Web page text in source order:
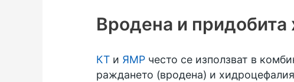
Вродена и
КТи ЯМРчесто се използват в
раждането (вродена) и